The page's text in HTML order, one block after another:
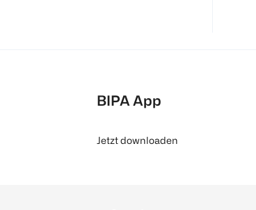
BIPA App
Jetzt downloaden